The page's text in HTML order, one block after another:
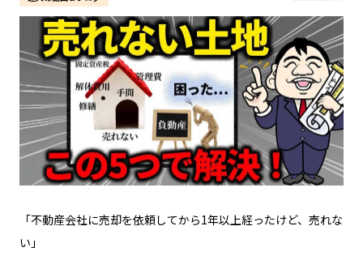
「不動産会社に売却を依頼してから1年以上経ったけど、売れな
い」